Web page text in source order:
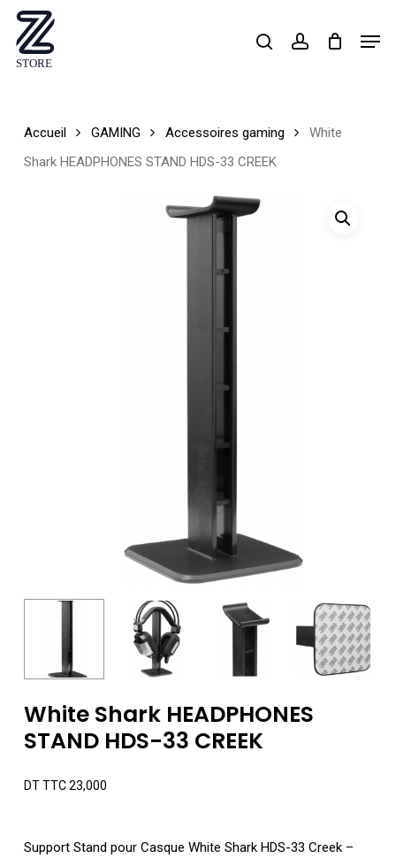
Skip
main
searchaccount
Accueil GAMING Accessoires gaming
White
Shark HEADPHONES STAND HDS-33 CREEK
White Shark HEADPHONES
STAND HDS-33 CREEK
DT TTC23,000
Support Stand pour Casque White Shark HDS-33 Creek –